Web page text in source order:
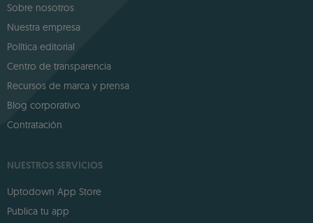
Sobre nosotros
Nuestra empresa
Política editorial
Centro de transparencia
Recursos de marca y prensa
Blog corporativo
Contratación
NUESTROS SERVICIOS
Uptodown App Store
Publica tu app